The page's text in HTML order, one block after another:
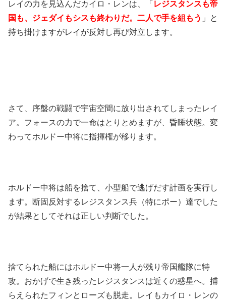
レイの力を見込んだカイロ・レンは、「 レジスタンスも帝
国も、ジェダイもシスも終わりだ。二人で手を組もう 」と
持ち掛けますがレイが反対し再び対立します。
さて、序盤の戦闘で宇宙空間に放り出されてしまったレイ
ア。フォースの力で一命はとりとめますが、昏睡状態。変
わってホルドー中将に指揮権が移ります。
ホルドー中将は船を捨て、小型船で逃げだす計画を実行し
ます。断固反対するレジスタンス兵（特にポー）達でした
が結果としてそれは正しい判断でした。
捨てられた船にはホルドー中将一人が残り帝国艦隊に特
攻。おかげで生き残ったレジスタンスは近くの惑星へ。捕
らえられたフィンとローズも脱走。レイもカイロ・レンの